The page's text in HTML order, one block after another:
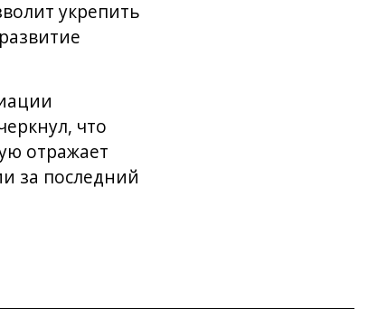
укрепить
что
отражает
за последний